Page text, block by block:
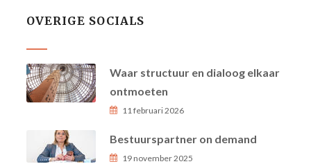
OVERIGE SOCIALS
Waar structuur en dialoog elkaar
ontmoeten
11 februari 2026
Bestuurspartner on demand
19 november 2025